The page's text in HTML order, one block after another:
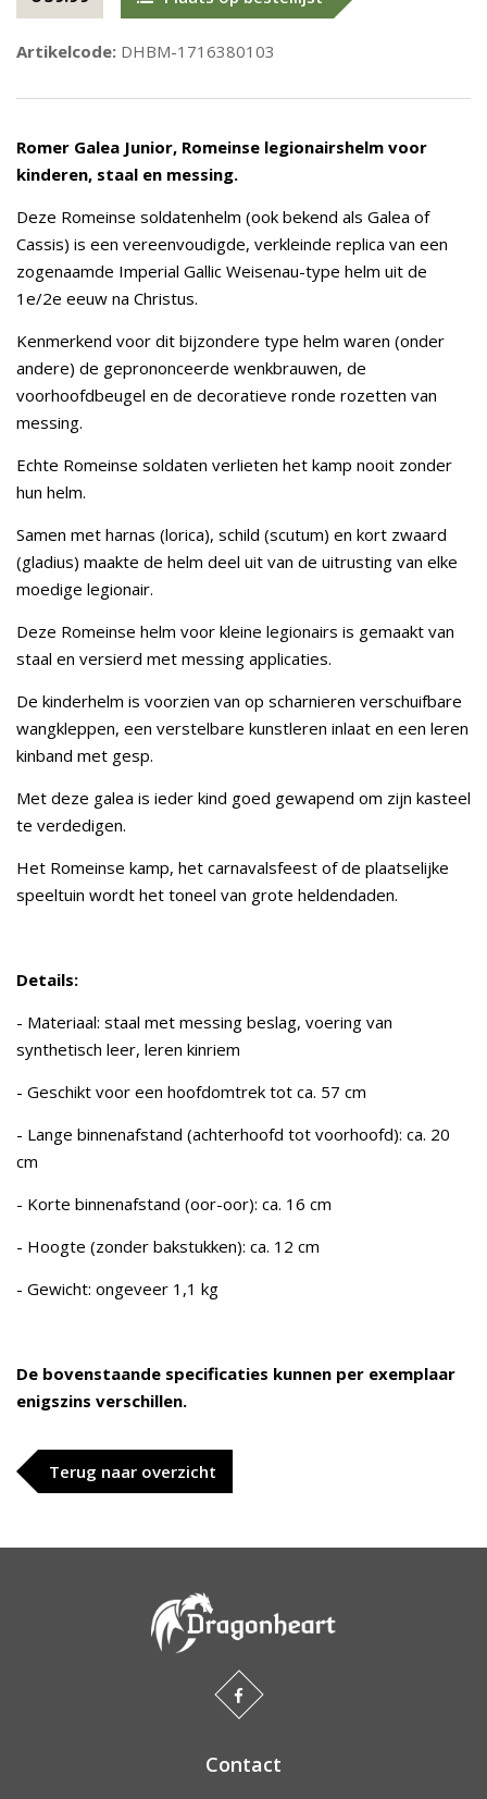
Artikelcode: DHBM-1716380103
Romer Galea Junior, Romeinse legionairshelm voor
kinderen, staal en messing.
Deze Romeinse soldatenhelm (ook bekend als Galea of
Cassis) is een vereenvoudigde, verkleinde replica van een
zogenaamde Imperial Gallic Weisenau-type helm uit de
1e/2e eeuw na Christus.
Kenmerkend voor dit bijzondere type helm waren (onder
andere) de geprononceerde wenkbrauwen, de
voorhoofdbeugel en de decoratieve ronde rozetten van
messing.
Echte Romeinse soldaten verlieten het kamp nooit zonder
hun helm.
Samen met harnas (lorica), schild (scutum) en kort zwaard
(gladius) maakte de helm deel uit van de uitrusting van elke
moedige legionair.
Deze Romeinse helm voor kleine legionairs is gemaakt van
staal en versierd met messing applicaties.
De kinderhelm is voorzien van op scharnieren verschuifbare
wangkleppen, een verstelbare kunstleren inlaat en een leren
kinband met gesp.
Met deze galea is ieder kind goed gewapend om zijn kasteel
te verdedigen.
Het Romeinse kamp, het carnavalsfeest of de plaatselijke
speeltuin wordt het toneel van grote heldendaden.
Details:
- Materiaal: staal met messing beslag, voering van
synthetisch leer, leren kinriem
- Geschikt voor een hoofdomtrek tot ca. 57 cm
- Lange binnenafstand (achterhoofd tot voorhoofd): ca. 20
cm
- Korte binnenafstand (oor-oor): ca. 16 cm
- Hoogte (zonder bakstukken): ca. 12 cm
- Gewicht: ongeveer 1,1 kg
De bovenstaande specificaties kunnen per exemplaar
enigszins verschillen.
Terug naar overzicht
Contact